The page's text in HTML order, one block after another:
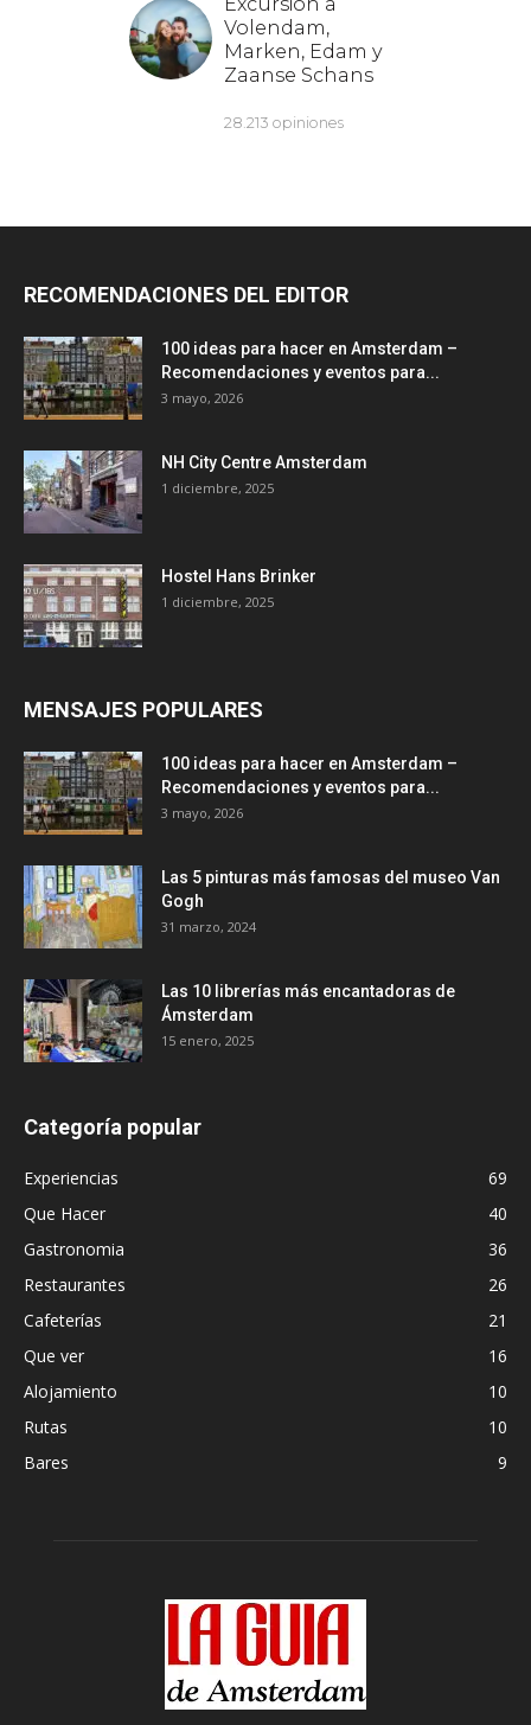
RECOMENDACIONES DEL EDITOR
100 ideas para hacer en Amsterdam –
Recomendaciones y eventos para...
3 mayo, 2026
NH City Centre Amsterdam
1 diciembre, 2025
Hostel Hans Brinker
1 diciembre, 2025
MENSAJES POPULARES
100 ideas para hacer en Amsterdam –
Recomendaciones y eventos para...
3 mayo, 2026
Las 5 pinturas más famosas del museo Van
Gogh
31 marzo, 2024
Las 10 librerías más encantadoras de
Ámsterdam
15 enero, 2025
Categoría popular
Experiencias
69
Que Hacer
40
Gastronomia
36
Restaurantes
26
Cafeterías
21
Que ver
16
Alojamiento
10
Rutas
10
Bares
9